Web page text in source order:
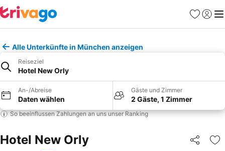
Favoriten
Alle Unterkünfte in München anzeigen
Reiseziel
Hotel New Orly
An-/Abreise
Daten wählen
Gäste und Zimmer
2 Gäste, 1 Zimmer
So beeinflussen Zahlungen an uns unser Ranking
Hotel New Orly Teilen